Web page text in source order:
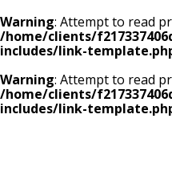
Warning: Attempt to read
/home/clients/
includes/link-
Warning: Attempt to read
/home/clients/
includes/link-